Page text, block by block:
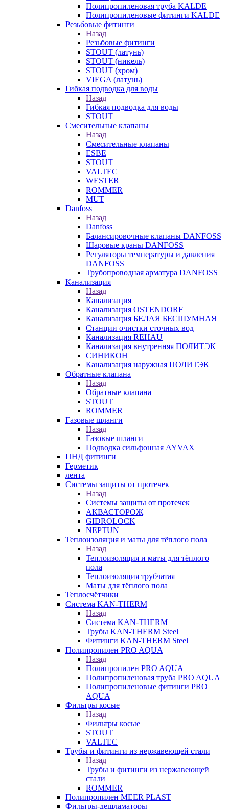
Полипропиленовая труба KALDE
Полипропиленовые фитинги KALDE
Резьбовые фитинги
Назад
Резьбовые фитинги
STOUT (латунь)
STOUT (никель)
STOUT (хром)
VIEGA (латунь)
Гибкая подводка для воды
Назад
Гибкая подводка для воды
STOUT
Смесительные клапаны
Назад
Смесительные клапаны
ESBE
STOUT
VALTEC
WESTER
ROMMER
MUT
Danfoss
Назад
Danfoss
Балансировочные клапаны DANFOSS
Шаровые краны DANFOSS
Регуляторы температуры и давления
DANFOSS
Трубопроводная арматура DANFOSS
Канализация
Назад
Канализация
Канализация OSTENDORF
Канализация БЕЛАЯ БЕСШУМНАЯ
Станции очистки сточных вод
Канализация REHAU
Канализация внутренняя ПОЛИТЭК
СИНИКОН
Канализация наружная ПОЛИТЭК
Обратные клапана
Назад
Обратные клапана
STOUT
ROMMER
Газовые шланги
Назад
Газовые шланги
Подводка сильфонная AYVAX
ПНД фитинги
Герметик
лента
Системы защиты от протечек
Назад
Системы защиты от протечек
АКВАСТОРОЖ
GIDROLOCK
NEPTUN
Теплоизоляция и маты для тёплого пола
Назад
Теплоизоляция и маты для тёплого
пола
Теплоизоляция трубчатая
Маты для тёплого пола
Теплосчётчики
Система KAN-THERM
Назад
Система KAN-THERM
Трубы KAN-THERM Steel
Фитинги KAN-THERM Steel
Полипропилен PRO AQUA
Назад
Полипропилен PRO AQUA
Полипропиленовая труба PRO AQUA
Полипропиленовые фитинги PRO
AQUA
Фильтры косые
Назад
Фильтры косые
STOUT
VALTEC
Трубы и фитинги из нержавеющей стали
Назад
Трубы и фитинги из нержавеющей
стали
ROMMER
Полипропилен MEER PLAST
Фильтры-дешламаторы